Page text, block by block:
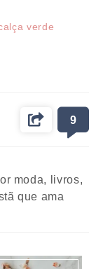
verde
9
moda, livros,
que ama